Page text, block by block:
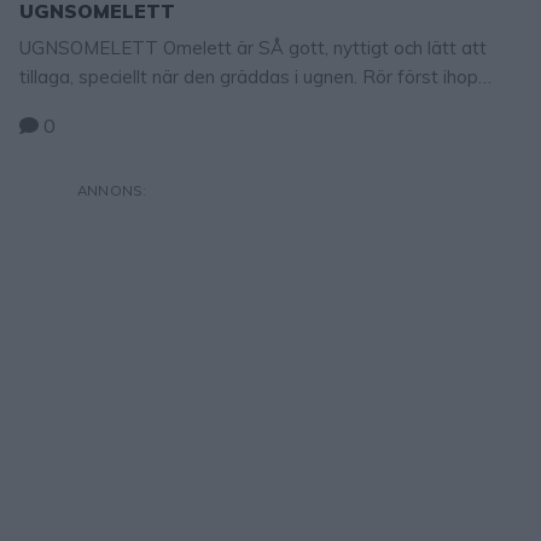
UGNSOMELETT
UGNSOMELETT Omelett är SÅ gott, nyttigt och lätt att
tillaga, speciellt när den gräddas i ugnen. Rör först ihop
perfekt lunch, lättare middag eller servera den på en buffé.
Ugnsomelett 2–3 portioner 6 ägg4 dl mjölksaltpeppar
0